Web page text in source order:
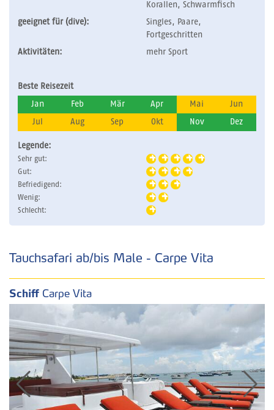
Korallen, Schwarmfisch
geeignet für (dive):
Singles, Paare,
Fortgeschritten
Aktivitäten:
mehr Sport
Beste Reisezeit
Jan Feb Mär Apr Mai Jun
Jul Aug Sep Okt Nov Dez
Legende:
Sehr gut:
Gut:
Befriedigend:
Wenig:
Schlecht:
Tauchsafari ab/bis Male - Carpe Vita
Schiff Carpe Vita